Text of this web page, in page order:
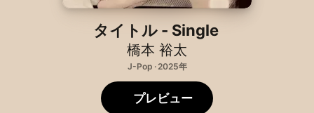
タイトル - Single
橋本 裕太
J-Pop · 2025年
プレビュー